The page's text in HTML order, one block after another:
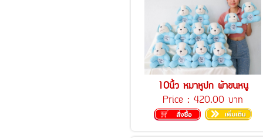
10นิ้ว หมาหูปก ผ้าขนหนู
Price : 420.00 บาท